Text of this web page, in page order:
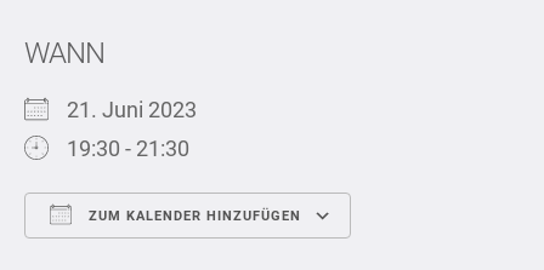
WANN
21. Juni 2023
19:30 - 21:30
ZUM KALENDER HINZUFÜGEN